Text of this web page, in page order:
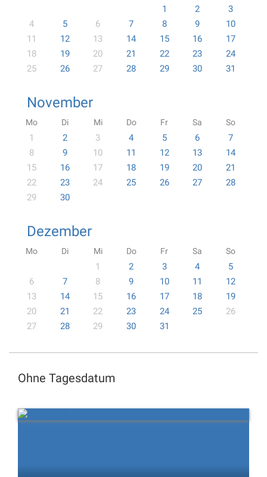
1 2
3
4
5 6 7 8 9
10
11
12 13 14 15 16
17
18
19 20 21 22 23
24
25
26 27 28 29 30 31
November
Mo Di Mi Do Fr Sa So
1 2 3 4 5 6
7
8
9 10 11 12 13
14
15
16 17 18 19 20
21
22
23 24 25 26 27
28
29
30
Dezember
Mo Di Mi Do Fr Sa So
1 2 3 4
5
6
7 8 9 10 11
12
13
14 15 16 17 18
19
20
21 22 23 24 25
26
27
28 29 30 31
Ohne Tagesdatum